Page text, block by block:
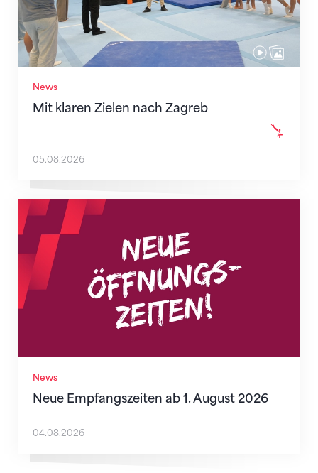
News
Mit klaren Zielen nach Zagreb
05.08.2026
News
Neue Empfangszeiten ab 1. August 2026
Neue Empfangszeiten ab 1. August 2026
04.08.2026